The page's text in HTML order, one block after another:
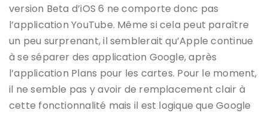
version Beta d’iOS 6 ne comporte donc pas
l’application YouTube. Même si cela peut paraître
un peu surprenant, il semblerait qu’Apple continue
à se séparer des application Google, après
l’application Plans pour les cartes. Pour le moment,
il ne semble pas y avoir de remplacement clair à
cette fonctionnalité mais il est logique que Google